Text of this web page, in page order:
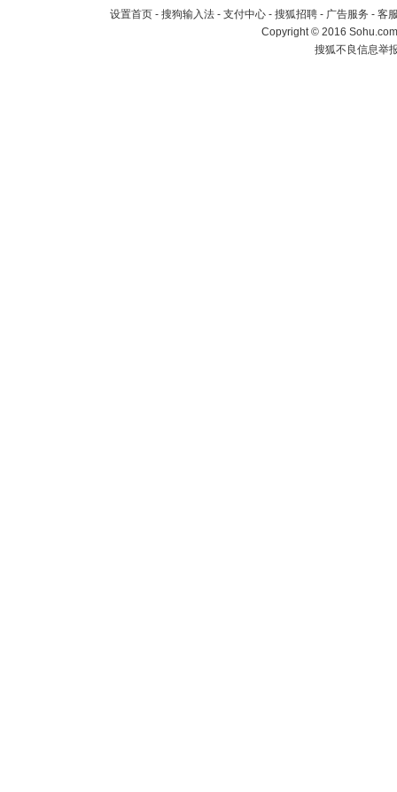
设置首页 - 搜狗输入法 - 支付中心 - 搜狐招聘 - 广告服务 - 客
Copyright©2016
搜狐不良信息举